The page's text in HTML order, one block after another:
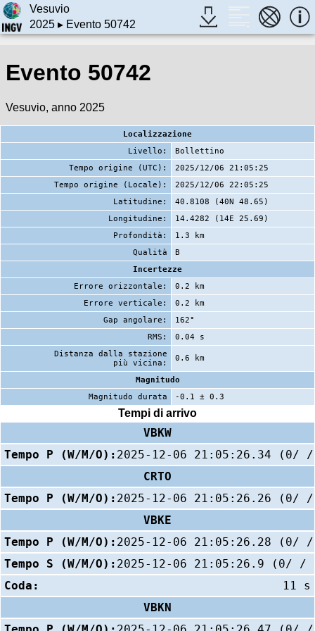
Vesuvio
2025▸ Evento 50742
Evento 50742
Vesuvio, anno 2025
Localizzazione
Livello:
Bollettino
Tempo origine (UTC):
2025/12/06 21:05:25
Tempo origine (Locale):
2025/12/06 22:05:25
Latitudine:
40.8108 (40N 48.65)
Longitudine:
14.4282 (14E 25.69)
Profondità:
1.3 km
Qualità
B
Incertezze
Errore orizzontale:
0.2 km
Errore verticale:
0.2 km
Gap angolare:
162°
RMS:
0.04 s
Distanza dalla stazione
più vicina:
0.6 km
Magnitudo
Magnitudo durata
-0.1 ± 0.3
Tempi di arrivo
VBKW
Tempo P (W/M/O): 2025-12-06 21:05:26.34 (0/
CRTO
Tempo P (W/M/O): 2025-12-06 21:05:26.26 (0/
VBKE
Tempo P (W/M/O): 2025-12-06 21:05:26.28 (0/
Tempo S (W/M/O): 2025-12-06 21:05:26.9 (0/ /
Coda:
11 s
VBKN